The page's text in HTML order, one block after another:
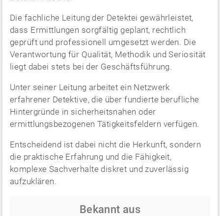
Die fachliche Leitung der Detektei gewährleistet,
dass Ermittlungen sorgfältig geplant, rechtlich
geprüft und professionell umgesetzt werden. Die
Verantwortung für Qualität, Methodik und Seriosität
liegt dabei stets bei der Geschäftsführung.
Unter seiner Leitung arbeitet ein Netzwerk
erfahrener Detektive, die über fundierte berufliche
Hintergründe in sicherheitsnahen oder
ermittlungsbezogenen Tätigkeitsfeldern verfügen.
Entscheidend ist dabei nicht die Herkunft, sondern
die praktische Erfahrung und die Fähigkeit,
komplexe Sachverhalte diskret und zuverlässig
aufzuklären.
Bekannt aus